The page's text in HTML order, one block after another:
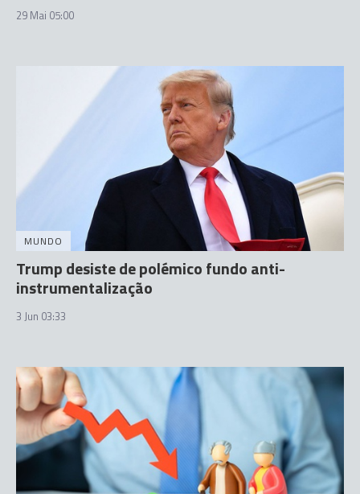
29 Mai 05:00
MUNDO
Trump desiste de polémico fundo anti-
instrumentalização
3 Jun 03:33